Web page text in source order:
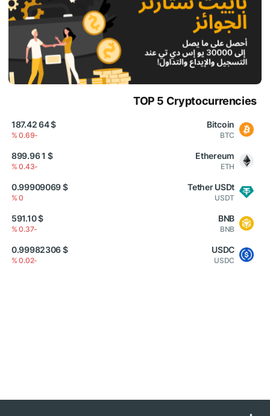
TOP 5 Cryptocurrencies
Bitcoin
BTC
$ 64 187.42
-0.69 %
Ethereum
ETH
$ 1 899.96
-0.43 %
Tether USDt
USDT
$ 0.99909069
0 %
BNB
BNB
$ 591.10
-0.37 %
USDC
USDC
$ 0.99982306
-0.02 %